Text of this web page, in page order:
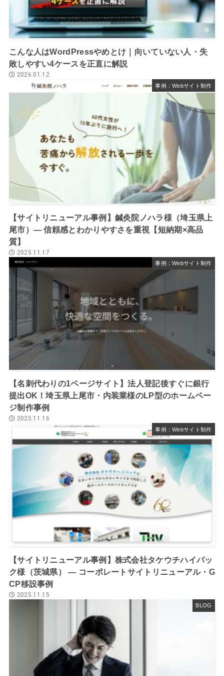
こんな人はWordPressやめとけ｜向いていない人・失
敗しやすい4ケースを正直に解説
2026.01.12
事例：Webサイト制作
【サイトリニューアル事例】鍼灸院ノハラ様（埼玉県上
尾市）― 信頼感とわかりやすさを重視【短納期×高品
質】
2025.11.17
事例：Webサイト制作
【名刺代わりの1ページサイト】法人登記後すぐに銀行
提出OK！埼玉県上尾市・内装業様のLP型のホームペー
ジ制作事例
2025.11.16
事例：Webサイト制作
【サイトリニューアル事例】株式会社タケウチハイパッ
ク様（茨城県） ― コーポレートサイトリニューアル・G
CP移設事例
2025.11.15
BLOG